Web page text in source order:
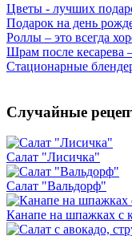
Цветы - лучших
Подарок на день
Роллы – это всегда
Шрам после кесарева
Стационарные
Случайные
Салат "Лисичка"
Салат "Вальдорф"
Канапе на шпажках с